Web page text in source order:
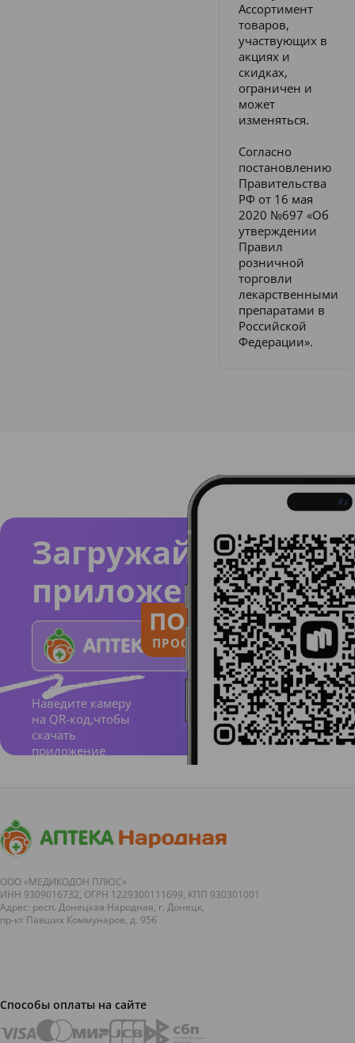
Ассортимент
товаров,
участвующих в
акциях и
скидках,
ограничен и
может
изменяться.
Согласно
постановлению
Правительства
РФ от 16 мая
2020 №697 «Об
утверждении
Правил
розничной
торговли
лекарственными
препаратами в
Российской
Федерации».
Загружайте
приложение
Наведите камеру
на QR-код,чтобы
скачать
приложение
ПОЛЬЗУЙСЯ
ПРОСТО И ПОНЯТНО
ООО «МЕДИКОДОН ПЛЮС»
ИНН 9309016732, ОГРН 1229300111699, КПП 930301001
Адрес: респ. Донецкая Народная, г. Донецк,
пр-кт Павших Коммунаров, д. 95б
Способы оплаты на сайте